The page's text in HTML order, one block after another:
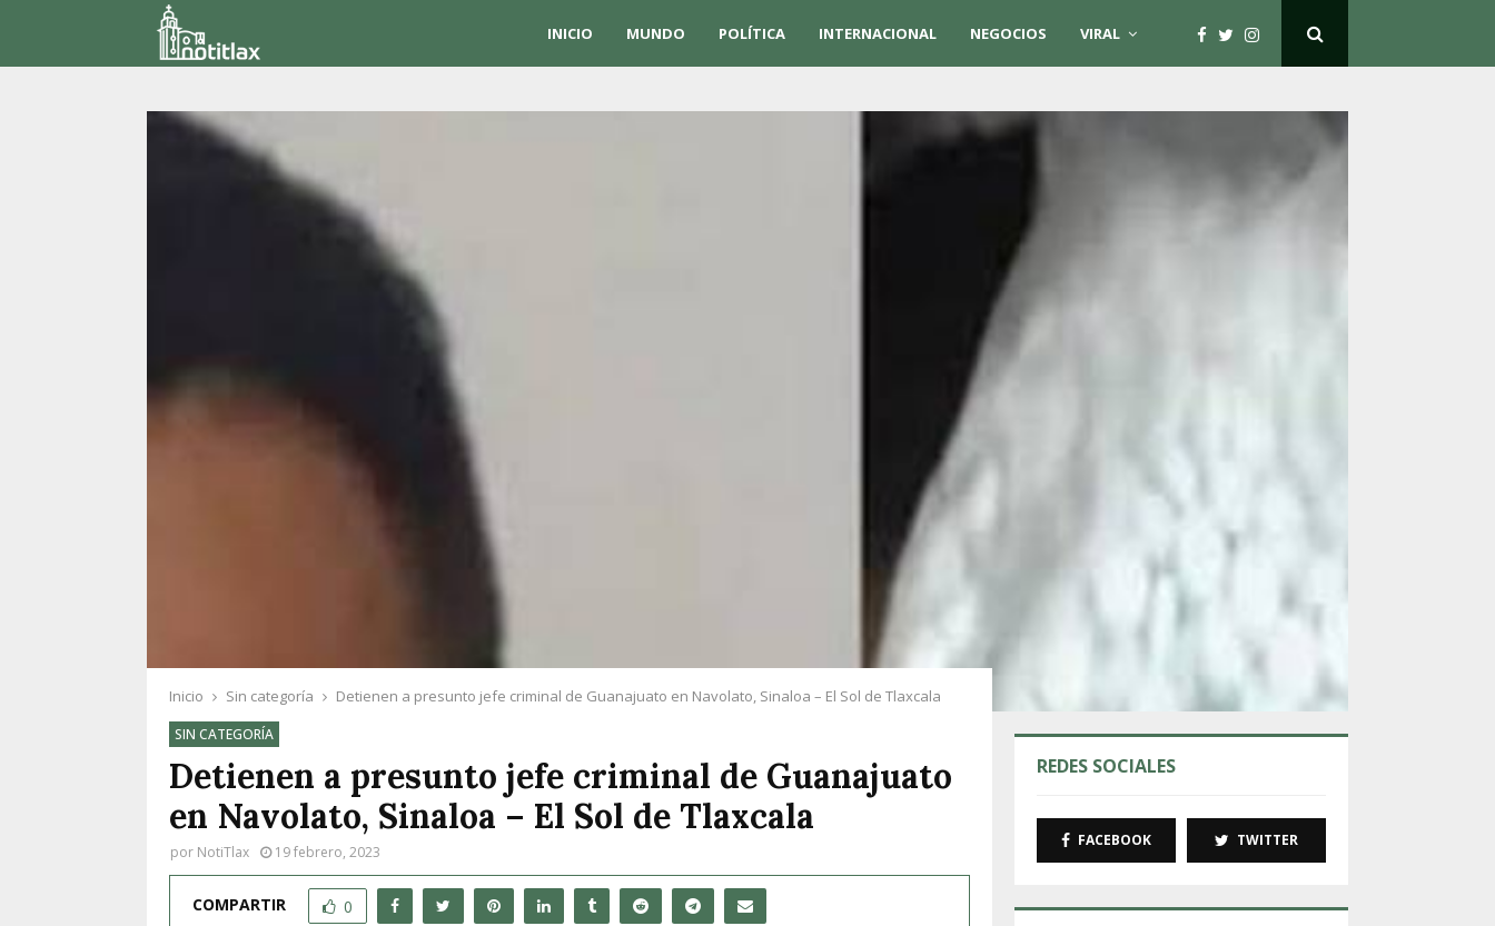
INICIO MUNDO POLÍTICA INTERNACIONAL NEGOCIOS VIRAL
Inicio Sin categoría Detienen a presunto jefe criminal de Guanajuato en Navolato, Sinaloa – El Sol de Tlaxcala
SIN CATEGORÍA
Detienen a presunto jefe criminal de Guanajuato
en Navolato, Sinaloa – El Sol de Tlaxcala
por NotiTlax 19 febrero, 2023
COMPARTIR 0
REDES SOCIALES
FACEBOOK TWITTER